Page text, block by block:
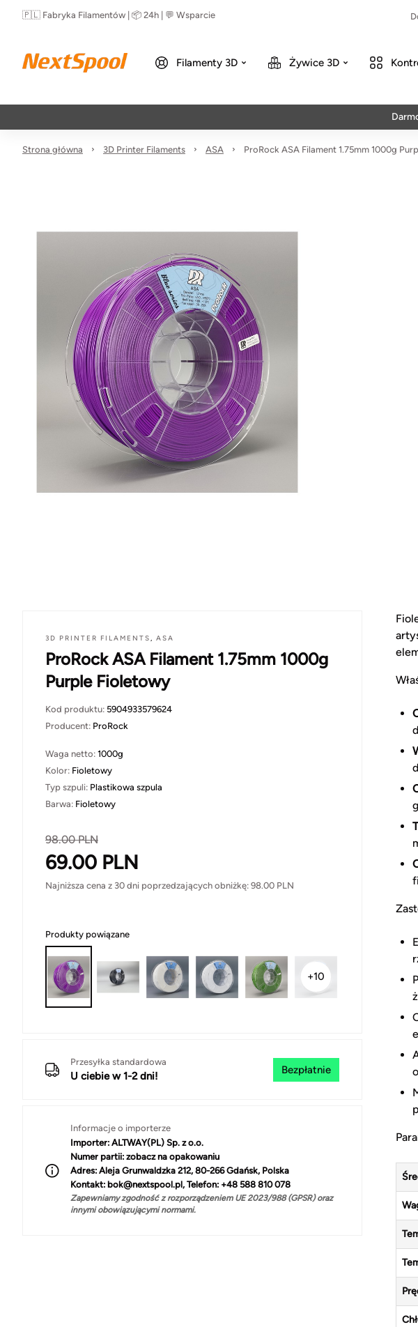
🇵🇱 Fabryka Filamentów | 📦 24h | 💬 Wsparcie
Filamenty 3D Żywice 3D
Darmowa
Strona główna 3D Printer Filaments ASA ProRock ASA Filament 1.75mm 1000g
3D PRINTER FILAMENTS, ASA
ProRock ASA Filament 1.75mm 1000g
Purple Fioletowy
Kod produktu: 5904933579624
Producent: ProRock
Waga netto: 1000g
Kolor: Fioletowy
Typ szpuli: Plastikowa szpula
Barwa: Fioletowy
98.00PLN
69.00 PLN
Najniższa cena z 30 dni poprzedzających obniżkę: 98.00 PLN
Produkty powiązane
+10
Przesyłka standardowa
U ciebie w 1-2 dni!
Bezpłatnie
Informacje o importerze
Importer: ALTWAY(PL) Sp. z o.o.
Numer partii: zobacz na opakowaniu
Adres: Aleja Grunwaldzka 212, 80-266 Gdańsk, Polska
Kontakt: bok@nextspool.pl, Telefon: +48 588 810 078
Zapewniamy zgodność z rozporządzeniem UE 2023/988 (GPSR) oraz
innymi obowiązującymi normami.